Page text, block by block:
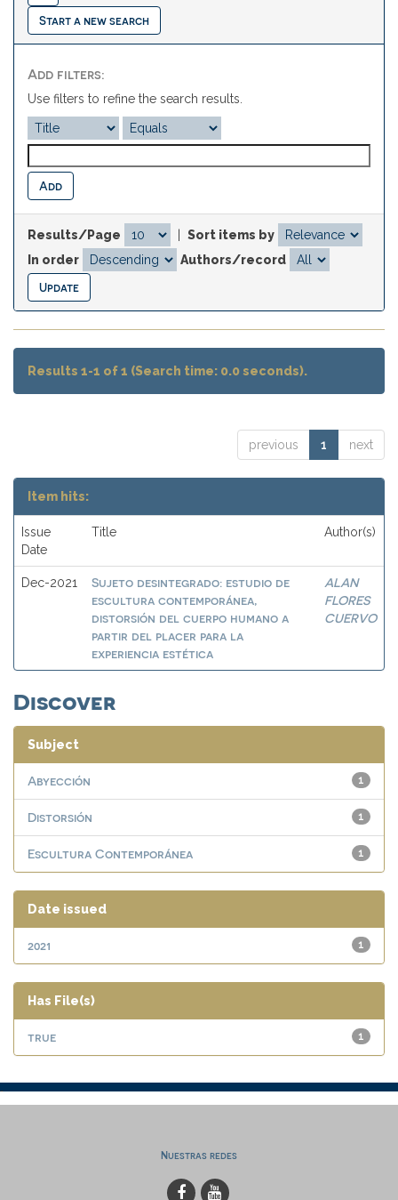
Start a new search
Add filters:
Use filters to refine the search results.
Results/Page
Sort items by
In order
Authors/record
Results 1-1 of 1 (Search time: 0.0 seconds).
previous 1 next
Item hits:
Issue
Date
Title Author(s)
Dec-2021
Sujeto desintegrado: estudio de
escultura contemporánea,
distorsión del cuerpo humano a
partir del placer para la
experiencia estética
ALAN
FLORES
CUERVO
Discover
Subject
1
Abyección
1
Distorsión
1
Escultura Contemporánea
Date issued
1
2021
Has File(s)
1
true
Nuestras redes